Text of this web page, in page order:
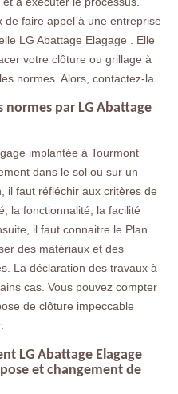
faire appel à une entreprise
LG Abattage Elagage . Elle
votre clôture ou grillage à
normes. Alors, contactez-la.
normes par LG Abattage
implantée à Tourmont
dans le sol ou sur un
il faut réfléchir aux critères de
la fonctionnalité, la facilité
il faut connaitre le Plan
des matériaux et des
La déclaration des travaux à
cas. Vous pouvez compter
de clôture impeccable
LG Abattage Elagage
et changement de